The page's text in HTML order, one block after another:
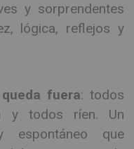
y sorprendentes
lógica, reflejos y
fuera: todos
y todos ríen. Un
que